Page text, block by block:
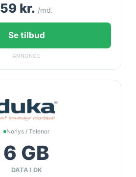
59 kr. /md.
Se tilbud
ANNONCE
Norlys / Telenor
6 GB
DATA I DK